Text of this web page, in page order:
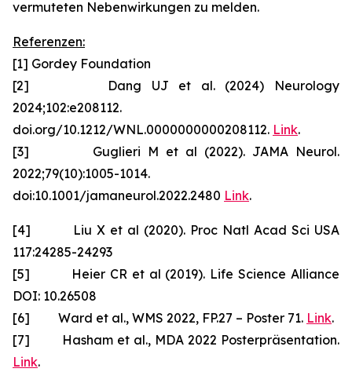
vermuteten Nebenwirkungen zu melden.
Referenzen:
[1] Gordey Foundation
[2] Dang UJ et al. (2024) Neurology
2024;102:e208112.
doi.org/10.1212/WNL.0000000000208112. Link.
[3] Guglieri M et al (2022). JAMA Neurol.
2022;79(10):1005-1014.
doi:10.1001/jamaneurol.2022.2480 Link.
[4] Liu X et al (2020). Proc Natl Acad Sci USA
117:24285-24293
[5] Heier CR et al (2019). Life Science Alliance
DOI: 10.26508
[6] Ward et al., WMS 2022, FP.27 – Poster 71. Link.
[7] Hasham et al., MDA 2022 Posterpräsentation.
Link.